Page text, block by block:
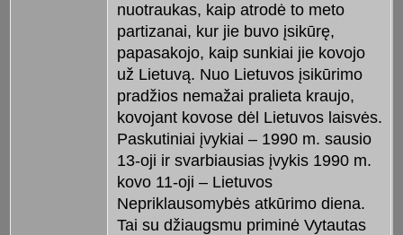
nuotraukas, kaip atrodė to meto
partizanai, kur jie buvo įsikūrę,
papasakojo, kaip sunkiai jie kovojo
už Lietuvą. Nuo Lietuvos įsikūrimo
pradžios nemažai pralieta kraujo,
kovojant kovose dėl Lietuvos laisvės.
Paskutiniai įvykiai – 1990 m. sausio
13-oji ir svarbiausias įvykis 1990 m.
kovo 11-oji – Lietuvos
Nepriklausomybės atkūrimo diena.
Tai su džiaugsmu priminė Vytautas